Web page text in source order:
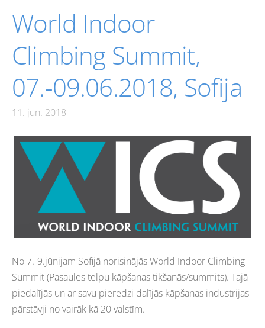
World Indoor
Climbing Summit,
07.-09.06.2018, Sofija
11. jūn. 2018
No 7.-9.jūnijam Sofijā norisinājās World Indoor Climbing
Summit (Pasaules telpu kāpšanas tikšanās/summits). Tajā
piedalījās un ar savu pieredzi dalījās kāpšanas industrijas
pārstāvji no vairāk kā 20 valstīm.